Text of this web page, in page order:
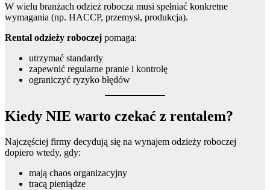
W wielu branżach odzież robocza musi spełniać konkretne
wymagania (np. HACCP, przemysł, produkcja).
Rental odzieży roboczej pomaga:
utrzymać standardy
zapewnić regularne pranie i kontrolę
ograniczyć ryzyko błędów
Kiedy NIE warto czekać z rentalem?
Najczęściej firmy decydują się na wynajem odzieży roboczej
dopiero wtedy, gdy:
mają chaos organizacyjny
tracą pieniądze